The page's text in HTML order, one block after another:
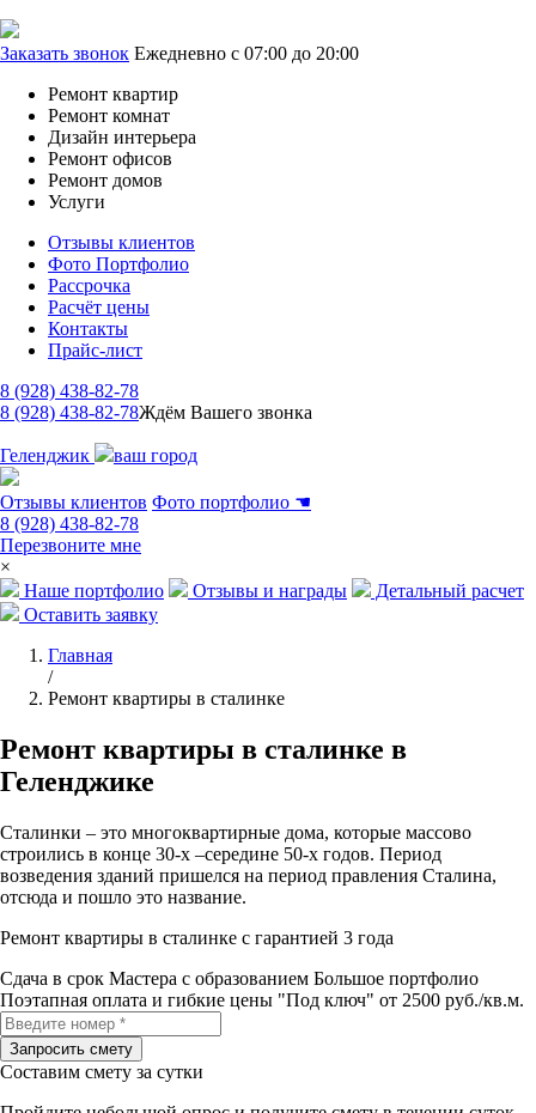
Заказать звонок Ежедневно с 07:00 до 20:00
Ремонт квартир
Ремонт комнат
Дизайн интерьера
Ремонт офисов
Ремонт домов
Услуги
Отзывы клиентов
Фото Портфолио
Рассрочка
Расчёт цены
Контакты
Прайс-лист
8 (928) 438-82-78
8 (928) 438-82-78Ждём Вашего звонка
Геленджик ваш город
Отзывы клиентов Фото портфолио ☚
8 (928) 438-82-78
Перезвоните мне
×
Наше портфолио
Отзывы и награды
Детальный расчет
Оставить заявку
Главная
/
Ремонт квартиры в сталинке
Ремонт квартиры в сталинке в
Геленджике
Сталинки – это многоквартирные дома, которые массово
строились в конце 30-х –середине 50-х годов. Период
возведения зданий пришелся на период правления Сталина,
отсюда и пошло это название.
Ремонт квартиры в сталинке с гарантией 3 года
Сдача в срок Мастера с образованием Большое портфолио
Поэтапная оплата и гибкие цены "Под ключ" от 2500 руб./кв.м.
Составим смету за сутки